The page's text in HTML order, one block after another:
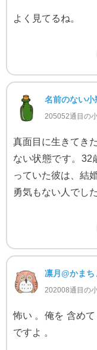
よく見てるね。
名前のない小
205052通目の
真面目に生きてき
ない状態です。32
っていた彼は、結
勇気もない人でした
凛月@かまち
202008通目の
怖い 。俺を 含め
ですよ 。